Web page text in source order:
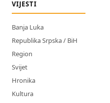
VIJESTI
Banja Luka
Republika Srpska / BiH
Region
Svijet
Hronika
Kultura